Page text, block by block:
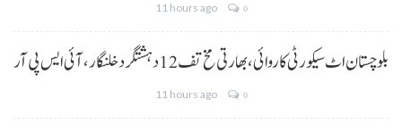
11 hours ago 0
بلوچستان اٹ سیکورٹی کاروائی، بھارتی مخ تف 12 دہشتگرد خلنگار،آئی ایس پی آر
11 hours ago 0